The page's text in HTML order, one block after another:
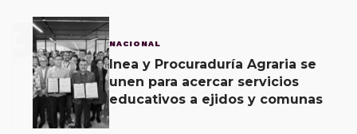
3 NACIONAL
Inea y Procuraduría Agraria se
unen para acercar servicios
educativos a ejidos y comunas